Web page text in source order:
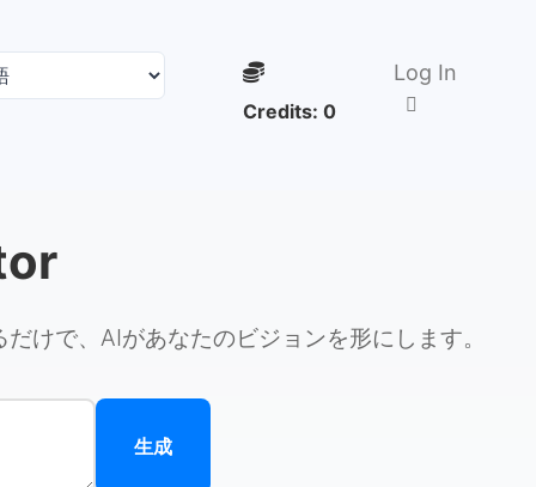
Credits: 0
Log In
けで、AIがあなたのビジョンを形にします。
生成